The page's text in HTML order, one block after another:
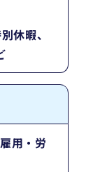
休暇、
用・労